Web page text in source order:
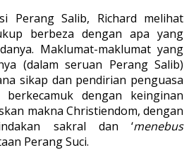
Perang Salib, Richard melihat
berbeza dengan apa yang
Maklumat-maklumat yang
(dalam seruan Perang Salib)
sikap dan pendirian penguasa
dengan keinginan
makna Christiendom, dengan
sakral dan ‘menebus
Perang Suci.